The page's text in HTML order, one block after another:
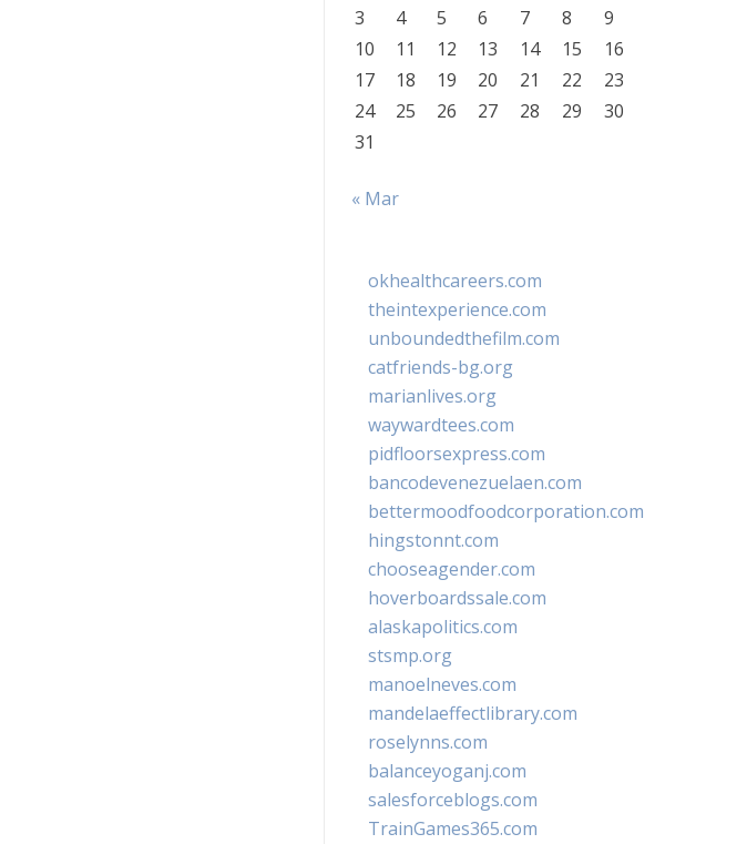
3
4 5 6 7 8
9
10
11 12 13 14 15
16
17
18 19 20 21 22
23
24
25 26 27 28 29
30
31
« Mar
okhealthcareers.com
theintexperience.com
unboundedthefilm.com
catfriends-bg.org
marianlives.org
waywardtees.com
pidfloorsexpress.com
bancodevenezuelaen.com
bettermoodfoodcorporation.com
hingstonnt.com
chooseagender.com
hoverboardssale.com
alaskapolitics.com
stsmp.org
manoelneves.com
mandelaeffectlibrary.com
roselynns.com
balanceyoganj.com
salesforceblogs.com
TrainGames365.com